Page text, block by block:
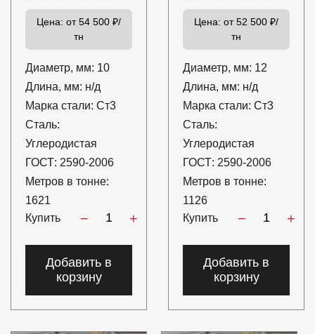
Цена: от 54 500 ₽/
тн
Диаметр, мм: 10
Длина, мм: н/д
Марка стали: Ст3
Сталь:
Углеродистая
ГОСТ: 2590-2006
Метров в тонне:
1621
Купить
− +
Добавить в
корзину
Цена: от 52 500 ₽/
тн
Диаметр, мм: 12
Длина, мм: н/д
Марка стали: Ст3
Сталь:
Углеродистая
ГОСТ: 2590-2006
Метров в тонне:
1126
Купить
− +
Добавить в
корзину